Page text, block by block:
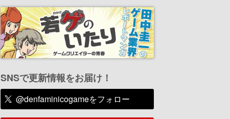
SNSで更新情報をお届け！
@denfaminicogameをフォロー